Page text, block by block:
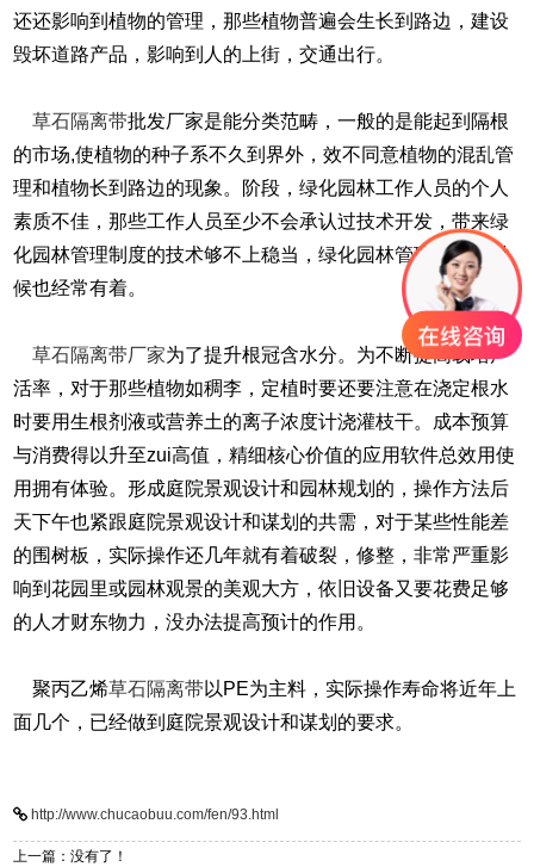
还还影响到植物的管理，那些植物普遍会生长到路边，建设
毁坏道路产品，影响到人的上街，交通出行。
草石隔离带批发厂家是能分类范畴，一般的是能起到隔根
的市场,使植物的种子系不久到界外，效不同意植物的混乱管
理和植物长到路边的现象。阶段，绿化园林工作人员的个人
素质不佳，那些工作人员至少不会承认过技术开发，带来绿
化园林管理制度的技术够不上稳当，绿化园林管理制度的时
候也经常有着。
草石隔离带厂家为了提升根冠含水分。为不断提高载培产
活率，对于那些植物如稠李，定植时要还要注意在浇定根水
时要用生根剂液或营养土的离子浓度计浇灌枝干。成本预算
与消费得以升至zui高值，精细核心价值的应用软件总效用使
用拥有体验。形成庭院景观设计和园林规划的，操作方法后
天下午也紧跟庭院景观设计和谋划的共需，对于某些性能差
的围树板，实际操作还几年就有着破裂，修整，非常严重影
响到花园里或园林观景的美观大方，依旧设备又要花费足够
的人才财东物力，没办法提高预计的作用。
聚丙乙烯草石隔离带以PE为主料，实际操作寿命将近年上
面几个，已经做到庭院景观设计和谋划的要求。
http://www.chucaobuu.com/fen/93.html
上一篇：没有了！